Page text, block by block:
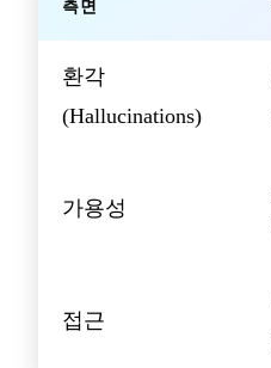
측면
환각
(Hallucinations)
가용성
접근